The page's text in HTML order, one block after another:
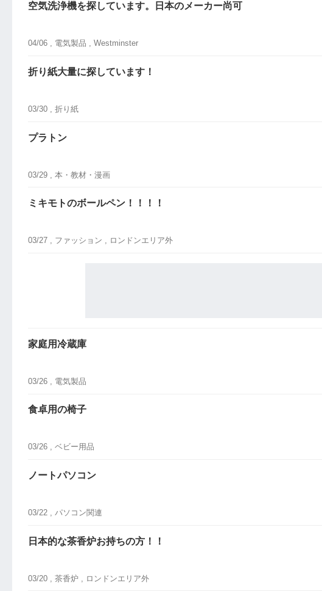
空気洗浄機を探しています。日本のメーカー尚可
04/06 , 電気製品 , Westminster
折り紙大量に探しています！
03/30 , 折り紙
プラトン
03/29 , 本・教材・漫画
ミキモトのボールペン！！！！
03/27 , ファッション , ロンドンエリア外
家庭用冷蔵庫
03/26 , 電気製品
食卓用の椅子
03/26 , ベビー用品
ノートパソコン
03/22 , パソコン関連
日本的な茶香炉お持ちの方！！
03/20 , 茶香炉 , ロンドンエリア外